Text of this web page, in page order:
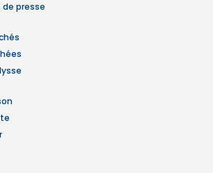
presse